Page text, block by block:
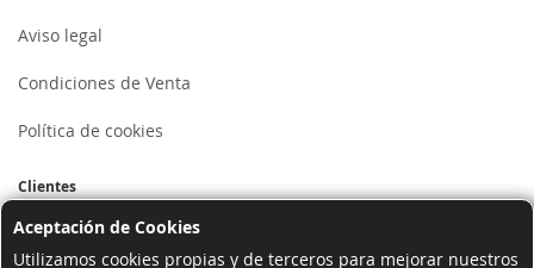
Aceptación de Cookies
Utilizamos cookies propias y de terceros para mejorar nuestros
Aviso legal
Condiciones de Venta
Política de cookies
Clientes
Mi cuenta